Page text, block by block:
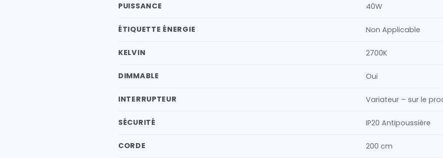
PUISSANCE 40W
ÉTIQUETTE ÉNERGIE Non Applicable
KELVIN 2700K
DIMMABLE Oui
INTERRUPTEUR Variateur – sur le
SÉCURITÉ IP20 Antipoussière
CORDE
200 cm